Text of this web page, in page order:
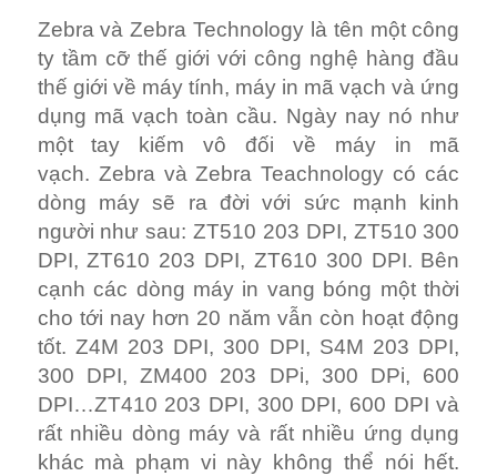
Zebra và Zebra Technology là tên một công
ty tầm cỡ thế giới với công nghệ hàng đầu
thế giới về máy tính, máy in mã vạch và ứng
dụng mã vạch toàn cầu. Ngày nay nó như
một tay kiếm vô đối về máy in mã
vạch. Zebra và Zebra Teachnology có các
dòng máy sẽ ra đời với sức mạnh kinh
người như sau: ZT510 203 DPI, ZT510 300
DPI, ZT610 203 DPI, ZT610 300 DPI. Bên
cạnh các dòng máy in vang bóng một thời
cho tới nay hơn 20 năm vẫn còn hoạt động
tốt. Z4M 203 DPI, 300 DPI, S4M 203 DPI,
300 DPI, ZM400 203 DPi, 300 DPi, 600
DPI…ZT410 203 DPI, 300 DPI, 600 DPI và
rất nhiều dòng máy và rất nhiều ứng dụng
khác mà phạm vi này không thể nói hết.